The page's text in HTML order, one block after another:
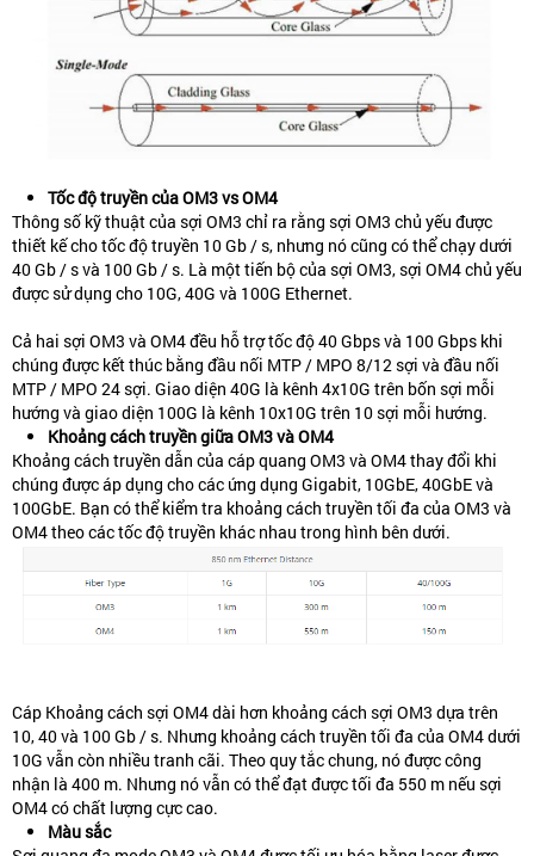
Tốc độ truyền của OM3 vs OM4
Thông số kỹ thuật của sợi OM3 chỉ ra rằng sợi OM3 chủ yếu được
thiết kế cho tốc độ truyền 10 Gb / s, nhưng nó cũng có thể chạy dưới
40 Gb / s và 100 Gb / s. Là một tiến bộ của sợi OM3, sợi OM4 chủ yếu
được sử dụng cho 10G, 40G và 100G Ethernet.
Cả hai sợi OM3 và OM4 đều hỗ trợ tốc độ 40 Gbps và 100 Gbps khi
chúng được kết thúc bằng đầu nối MTP / MPO 8/12 sợi và đầu nối
MTP / MPO 24 sợi. Giao diện 40G là kênh 4x10G trên bốn sợi mỗi
hướng và giao diện 100G là kênh 10x10G trên 10 sợi mỗi hướng.
Khoảng cách truyền giữa OM3 và OM4
Khoảng cách truyền dẫn của cáp quang OM3 và OM4 thay đổi khi
chúng được áp dụng cho các ứng dụng Gigabit, 10GbE, 40GbE và
100GbE. Bạn có thể kiểm tra khoảng cách truyền tối đa của OM3 và
OM4 theo các tốc độ truyền khác nhau trong hình bên dưới.
Cáp Khoảng cách sợi OM4 dài hơn khoảng cách sợi OM3 dựa trên
10, 40 và 100 Gb / s. Nhưng khoảng cách truyền tối đa của OM4 dưới
10G vẫn còn nhiều tranh cãi. Theo quy tắc chung, nó được công
nhận là 400 m. Nhưng nó vẫn có thể đạt được tối đa 550 m nếu sợi
OM4 có chất lượng cực cao.
Màu sắc